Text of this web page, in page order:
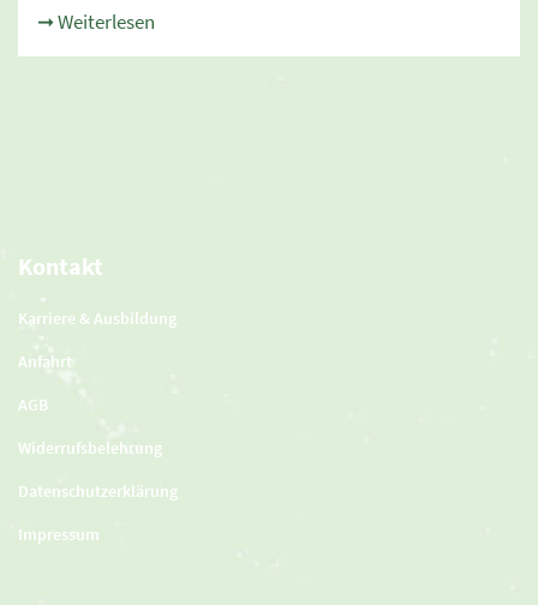
➞ Weiterlesen
Kontakt
Karriere & Ausbildung
Anfahrt
AGB
Widerrufsbelehrung
Datenschutzerklärung
Impressum